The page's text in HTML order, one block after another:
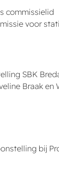
commissielid
voor
SBK
Braak en
bij